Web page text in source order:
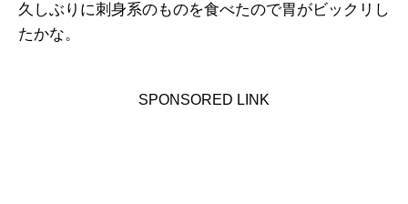
久しぶりに刺身系のものを食べたので胃がビックリし
たかな。
SPONSORED LINK